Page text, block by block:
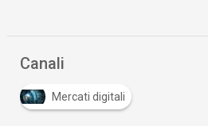
Canali
Mercati digitali